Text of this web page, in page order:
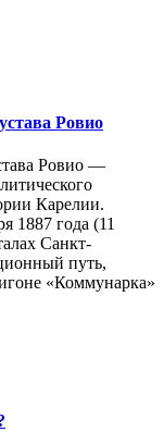
Ровио
Ровио —
Карелии.
1887 года (11
Санкт-
путь,
«Коммунарка»